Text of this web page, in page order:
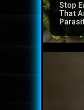
Stop
That